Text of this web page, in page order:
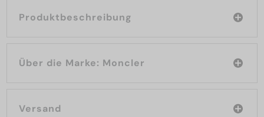
Produktbeschreibung
Über die Marke: Moncler
Versand